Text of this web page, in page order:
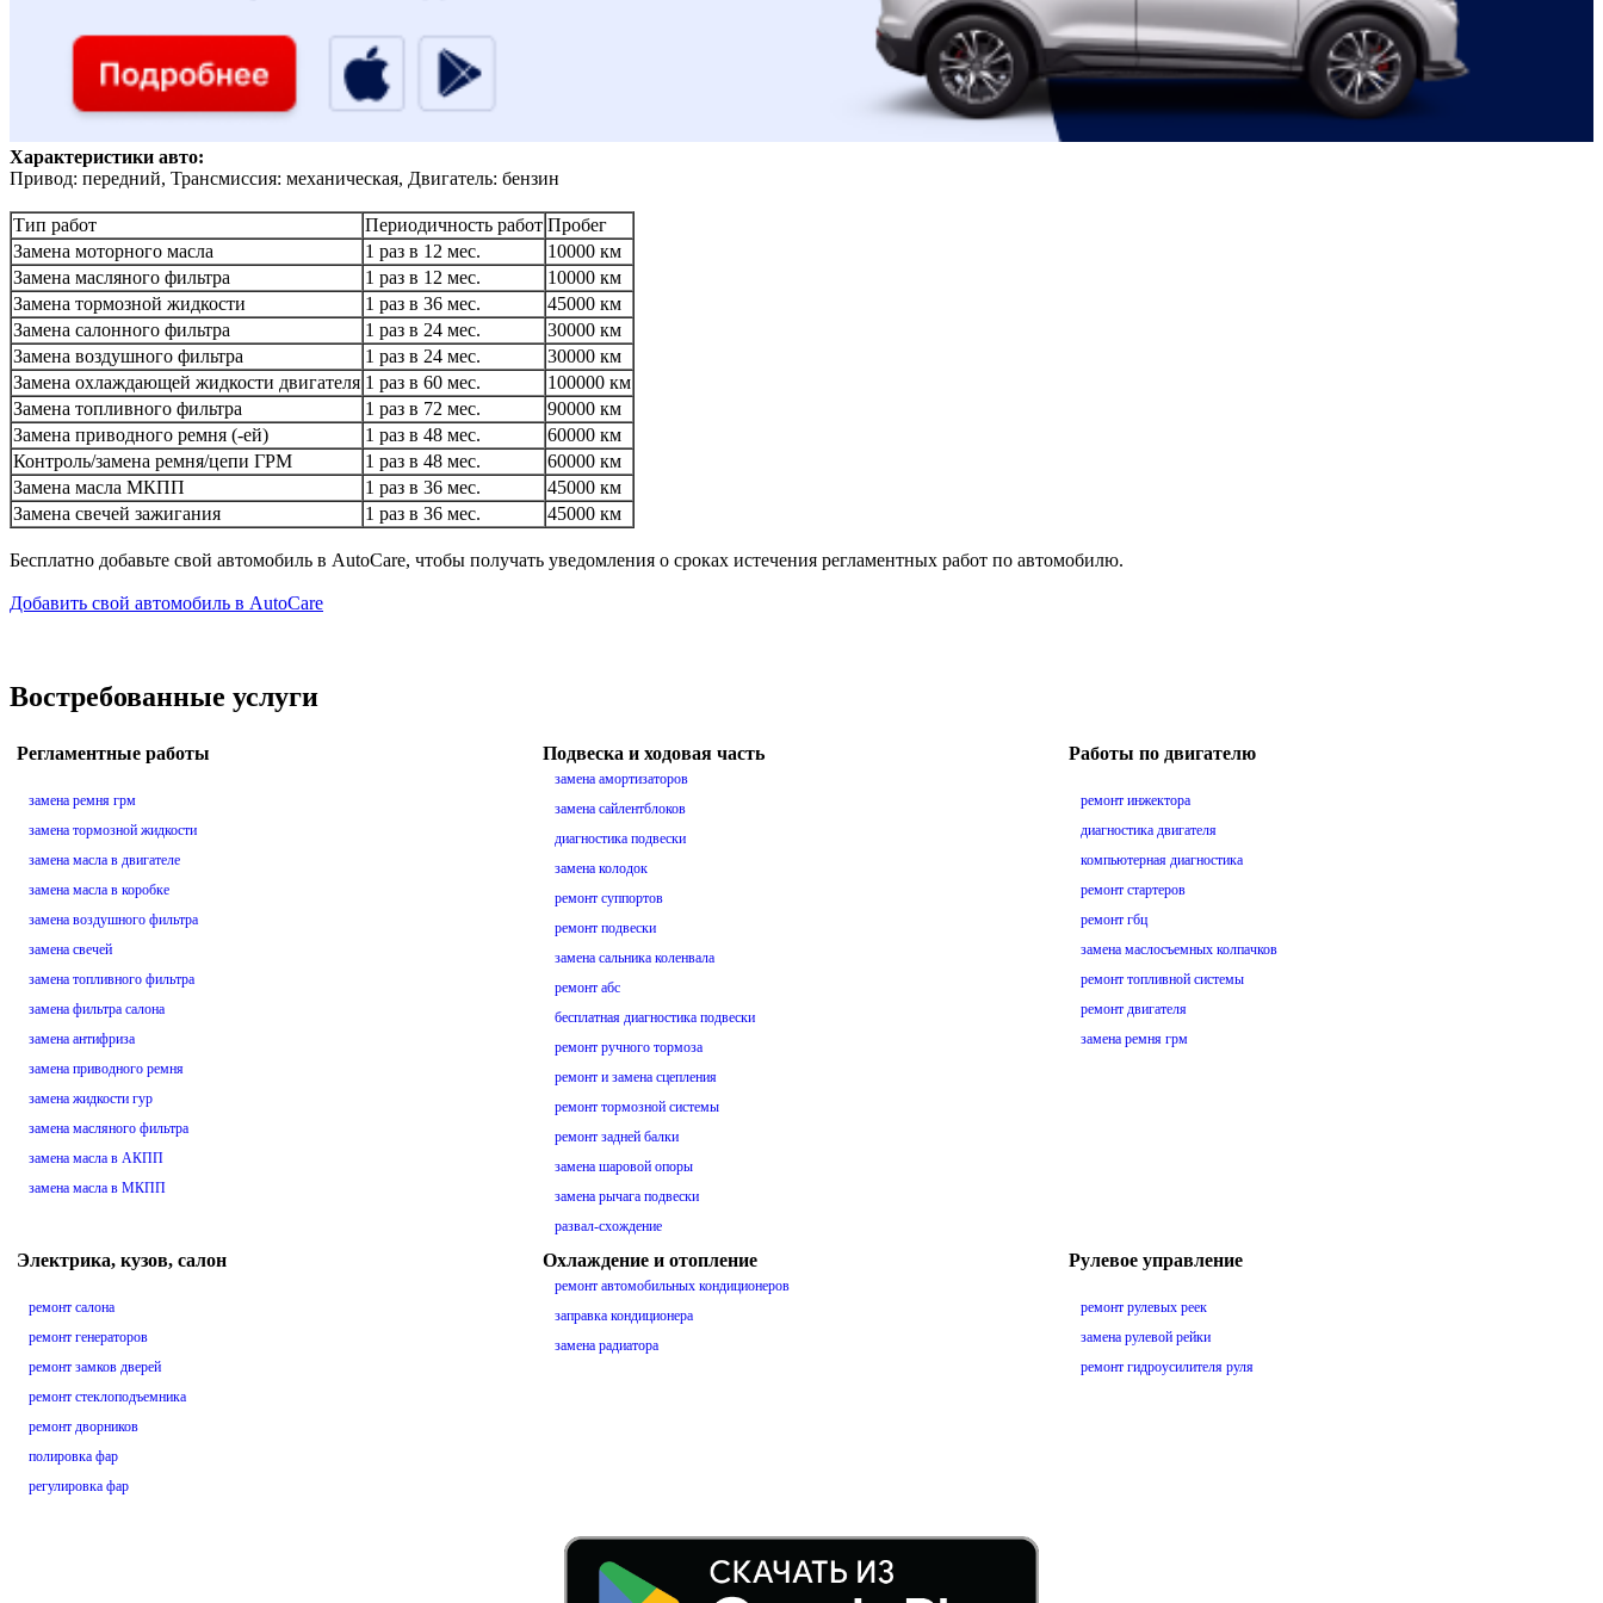
Характеристики авто:
Привод: передний, Трансмиссия: механическая, Двигатель: бензин
Тип работ Периодичность работ Пробег
Замена моторного масла
1 раз в 12 мес.
10000 км
Замена масляного фильтра
1 раз в 12 мес.
10000 км
Замена тормозной жидкости
1 раз в 36 мес.
45000 км
Замена салонного фильтра
1 раз в 24 мес.
30000 км
Замена воздушного фильтра
1 раз в 24 мес.
30000 км
Замена охлаждающей жидкости двигателя 1 раз в 60 мес.
100000 км
Замена топливного фильтра
1 раз в 72 мес.
90000 км
Замена приводного ремня (-ей)
1 раз в 48 мес.
60000 км
Контроль/замена ремня/цепи ГРМ
1 раз в 48 мес.
60000 км
Замена масла МКПП
1 раз в 36 мес.
45000 км
Замена свечей зажигания
1 раз в 36 мес. 45000 км
Бесплатно добавьте свой автомобиль в AutoCare, чтобы получать уведомления о сроках истечения регламентных работ по автомобилю.
Добавить свой автомобиль в AutoCare
Востребованные услуги
Регламентные работы
замена ремня грм
замена тормозной жидкости
замена масла в двигателе
замена масла в коробке
замена воздушного фильтра
замена свечей
замена топливного фильтра
замена фильтра салона
замена антифриза
замена приводного ремня
замена жидкости гур
замена масляного фильтра
замена масла в АКПП
замена масла в МКПП
Подвеска и ходовая часть
замена амортизаторов
замена сайлентблоков
диагностика подвески
замена колодок
ремонт суппортов
ремонт подвески
замена сальника коленвала
ремонт абс
бесплатная диагностика подвески
ремонт ручного тормоза
ремонт и замена сцепления
ремонт тормозной системы
ремонт задней балки
замена шаровой опоры
замена рычага подвески
развал-схождение
Работы по двигателю
ремонт инжектора
диагностика двигателя
компьютерная диагностика
ремонт стартеров
ремонт гбц
замена маслосъемных колпачков
ремонт топливной системы
ремонт двигателя
замена ремня грм
Электрика, кузов, салон
ремонт салона
ремонт генераторов
ремонт замков дверей
ремонт стеклоподъемника
ремонт дворников
полировка фар
регулировка фар
Охлаждение и отопление
ремонт автомобильных кондиционеров
заправка кондиционера
замена радиатора
Рулевое управление
ремонт рулевых реек
замена рулевой рейки
ремонт гидроусилителя руля